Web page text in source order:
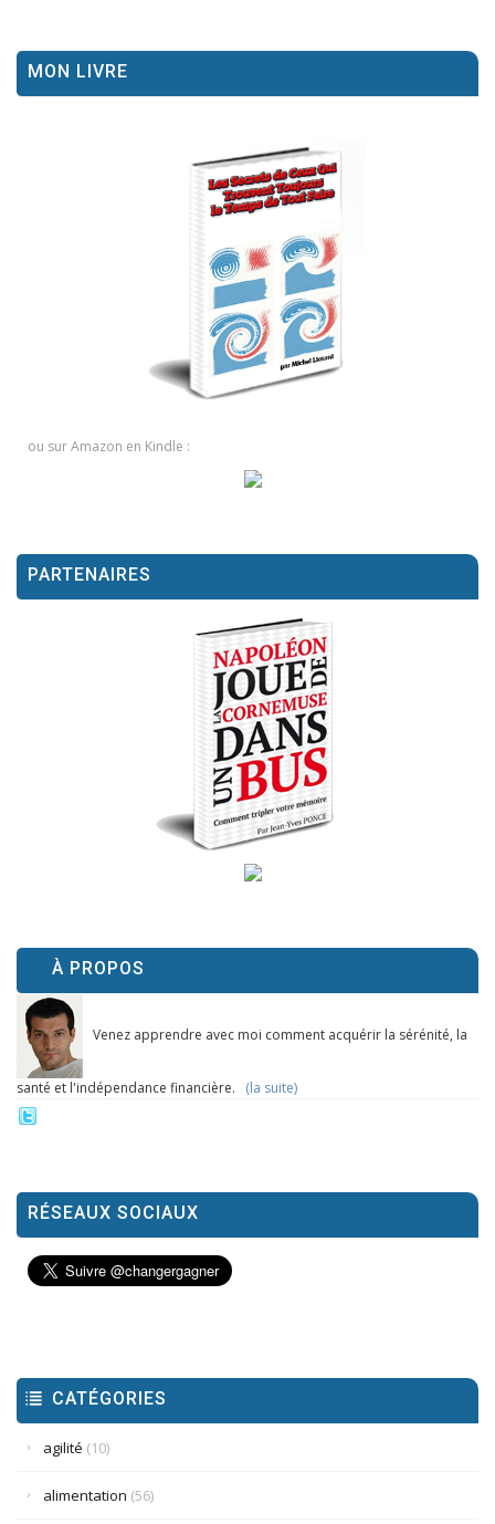
MON LIVRE
ou sur Amazon en Kindle :
PARTENAIRES
À PROPOS
Venez apprendre avec moi comment acquérir la sérénité, la
santé et l'indépendance financière. (la suite)
RÉSEAUX SOCIAUX
CATÉGORIES
agilité (10)
alimentation (56)